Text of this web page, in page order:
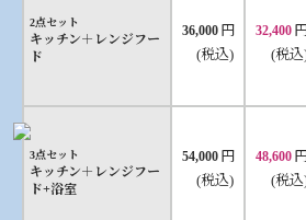
2点セット
キッチン＋レンジフー
ド
36,000 円
(税込)
32,400 円
(税込
3点セット
キッチン＋レンジフー
ド+浴室
54,000 円
(税込)
48,600 円
(税込